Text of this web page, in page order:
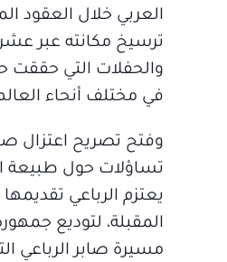
العربي خلال العقود
ترسيخ مكانته عبر
والحفلات التي حققت
في مختلف أنحاء
وفتح تصريح اعتزال
تساؤلات حول طبيعة
يعتزم الرباعي
المقبلة، لتوديع
مسيرة صابر الرباعي